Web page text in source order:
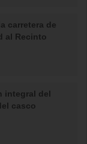
carretera de
al Recinto
integral del
casco